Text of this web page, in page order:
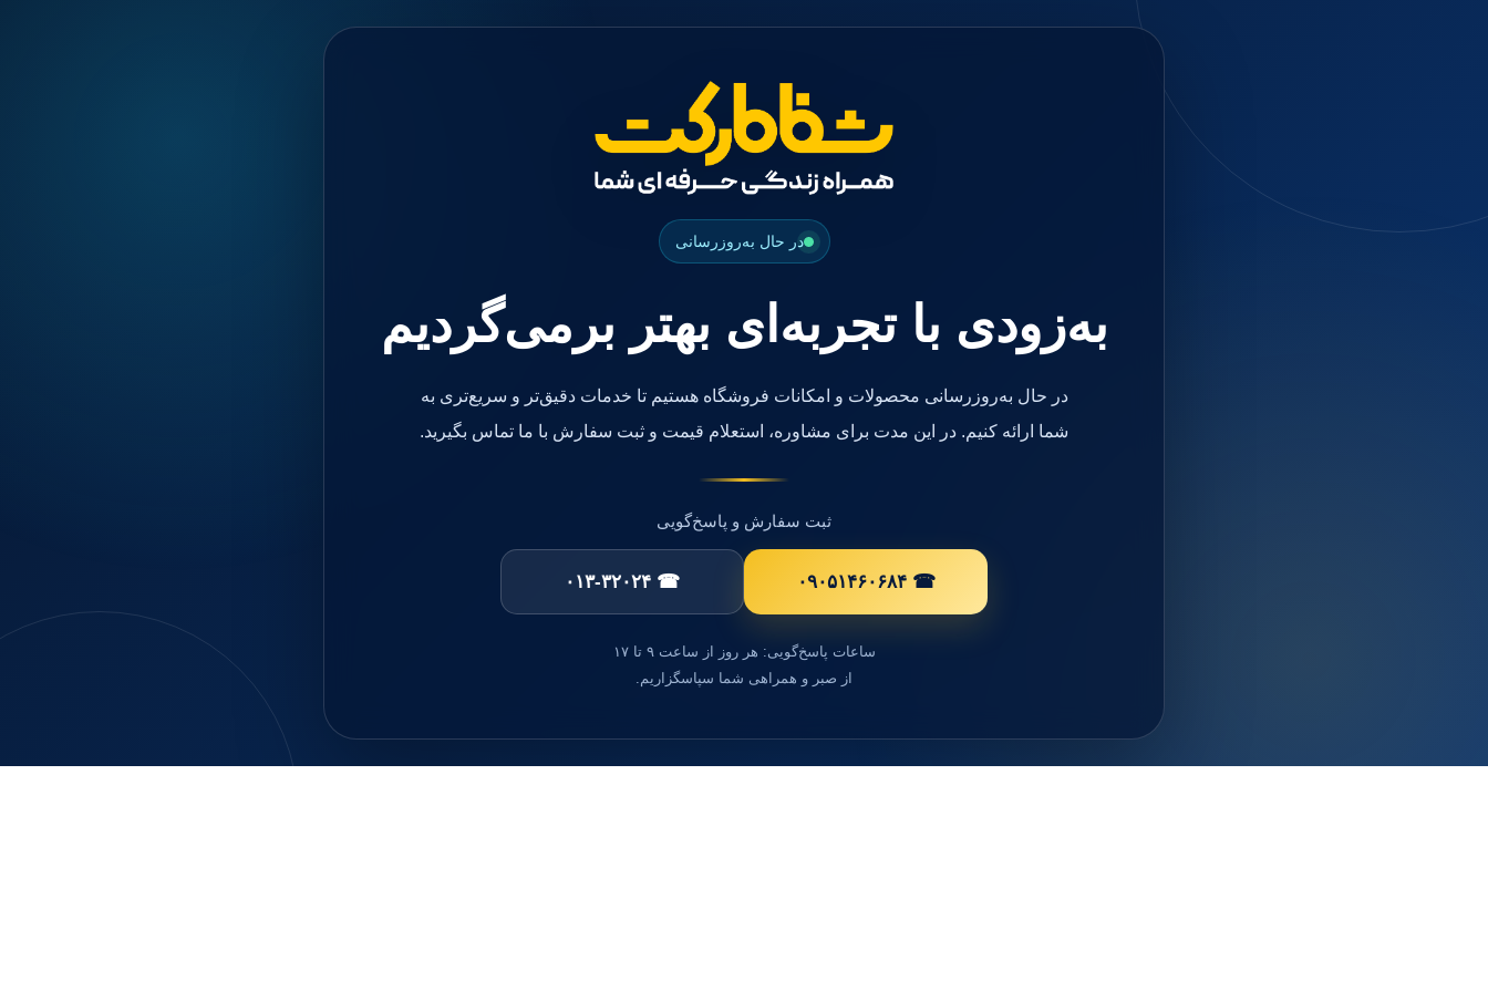
در حال به‌روزرسانی
به‌زودی با تجربه‌ای بهتر برمی‌گردیم
در حال به‌روزرسانی محصولات و امکانات فروشگاه هستیم تا خدمات دقیق‌تر و سریع‌تری به
شما ارائه کنیم. در این مدت برای مشاوره، استعلام قیمت و ثبت سفارش با ما تماس بگیرید.
ثبت سفارش و پاسخ‌گویی
☎ ۰۹۰۵۱۴۶۰۶۸۴ ☎ ۰۱۳-۳۲۰۲۴
ساعات پاسخ‌گویی: هر روز از ساعت ۹ تا ۱۷
از صبر و همراهی شما سپاسگزاریم.